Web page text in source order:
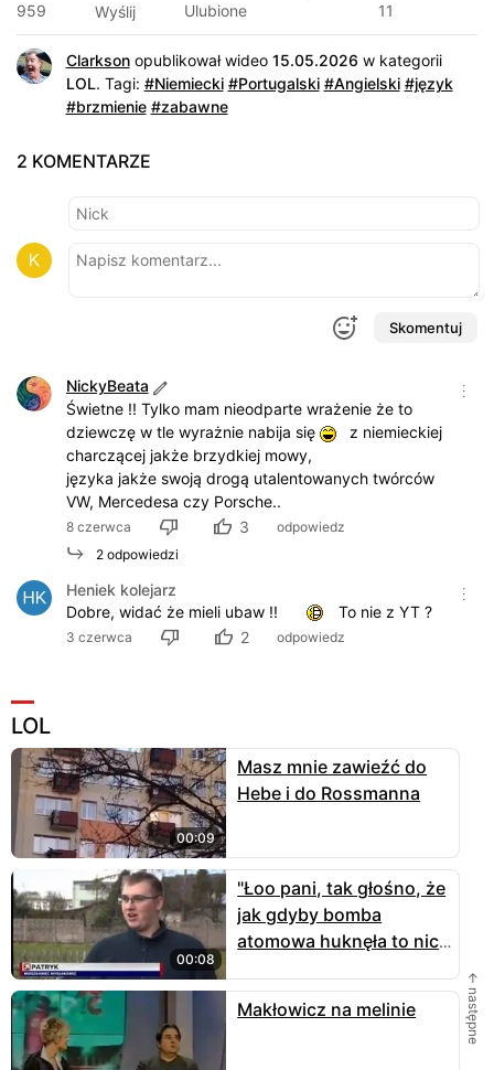
959 Wyślij Ulubione 11
Clarksonopublikował wideo 15.05.2026 w kategorii
LOL. Tagi: #Niemiecki #Portugalski #Angielski #język
#brzmienie #zabawne
2 KOMENTARZE
Skomentuj
NickyBeata
Świetne !! Tylko mam nieodparte wrażenie że to
dziewczę w tle wyrażnie nabija się
z niemieckiej
charczącej jakże brzydkiej mowy,
języka jakże swoją drogą utalentowanych twórców
VW, Mercedesa czy Porsche..
8 czerwca 3
odpowiedz
2 odpowiedzi
Heniek kolejarz
Dobre, widać że mieli ubaw !!
To nie z YT ?
3 czerwca 2 odpowiedz
LOL
00:09
Masz mnie zawieźć do
Hebe i do Rossmanna
00:08
"Łoo pani, tak głośno, że
jak gdyby bomba
atomowa huknęła to nic
Makłowicz na melinie ← następne